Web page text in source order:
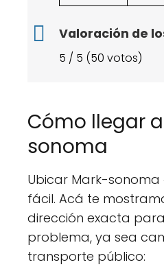
Valoración de
5 / 5 (50 votos)
Cómo llegar
sonoma
Ubicar Mark-sonoma
fácil. Acá te
dirección exacta
problema, ya sea
transporte público: